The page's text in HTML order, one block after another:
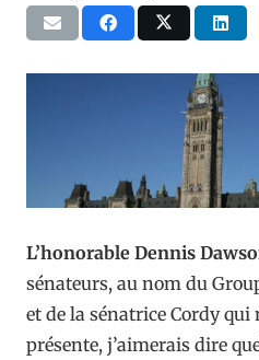
L’honorable Dennis
sénateurs, au nom du
et de la sénatrice Cordy qui
présente, j’aimerais dire